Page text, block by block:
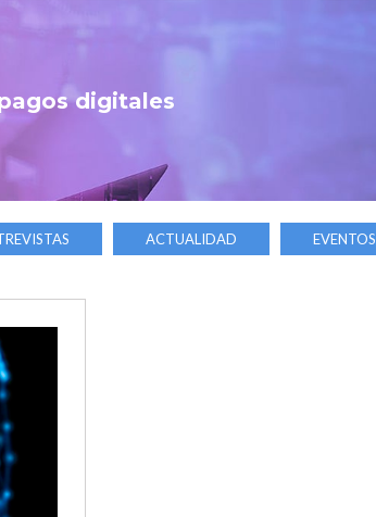
digitales
ACTUALIDAD EVENTOS